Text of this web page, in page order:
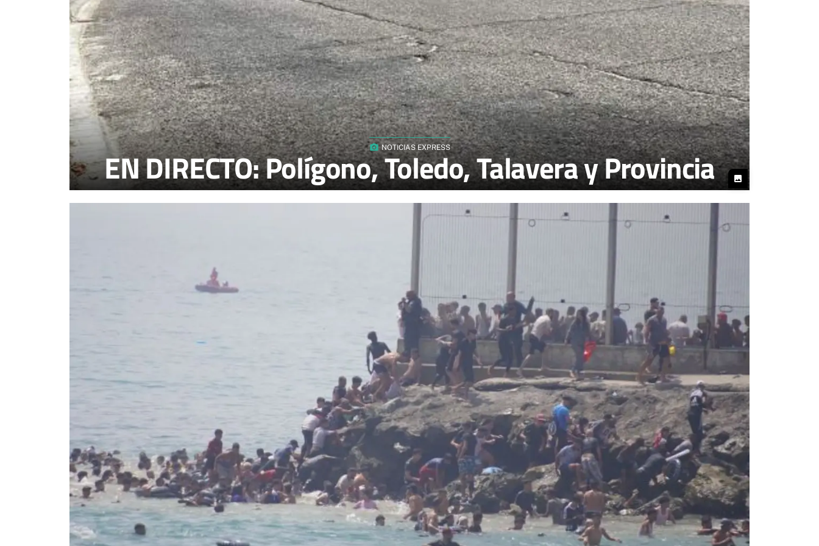
photo
photo_camera NOTICIAS EXPRESS
EN DIRECTO: Polígono, Toledo, Talavera y Provincia